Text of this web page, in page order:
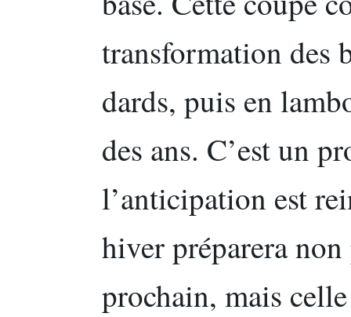
transformation des
dards, puis en
des ans. C’est un
l’anticipation est
hiver préparera
prochain, mais